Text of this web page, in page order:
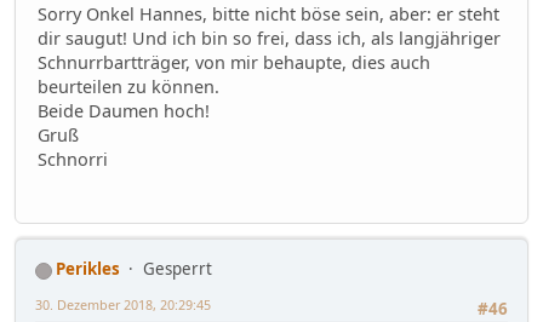
Sorry Onkel Hannes, bitte nicht böse sein, aber: er steht
dir saugut! Und ich bin so frei, dass ich, als langjähriger
Schnurrbartträger, von mir behaupte, dies auch
beurteilen zu können.
Beide Daumen hoch!
Gruß
Schnorri
Perikles
Gesperrt
#46
30. Dezember 2018, 20:29:45